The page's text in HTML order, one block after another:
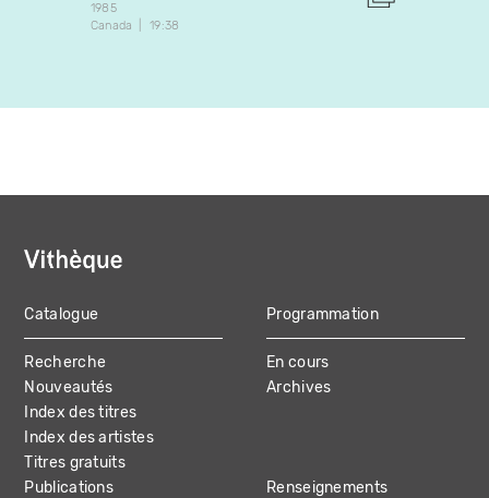
1985
Canada
19:38
MAIN
NAVIGATION
Catalogue
Recherche
Nouveautés
Index des titres
Index des artistes
Titres gratuits
Programmation
En cours
Archives
Publications Renseignements